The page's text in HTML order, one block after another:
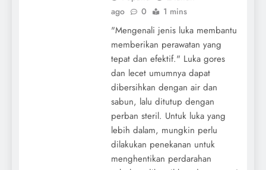
ago
0 1 mins
"Mengenali jenis luka membantu
memberikan perawatan yang
tepat dan efektif." Luka gores
dan lecet umumnya dapat
dibersihkan dengan air dan
sabun, lalu ditutup dengan
perban steril. Untuk luka yang
lebih dalam, mungkin perlu
dilakukan penekanan untuk
menghentikan perdarahan